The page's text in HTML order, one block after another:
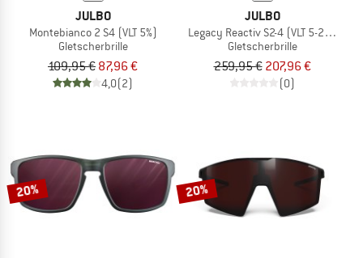
JULBO
Montebianco 2 S4 (VLT 5%)
Gletscherbrille
109,95 € 87,96 €
4,0(2)
JULBO
Legacy Reactiv S2-4 (VLT 5-20%)
Gletscherbrille
259,95 € 207,96 €
(0)
20% 20%